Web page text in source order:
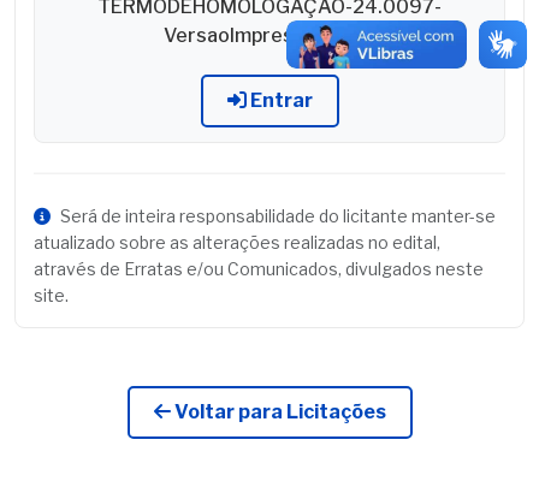
TERMODEHOMOLOGAÇÃO-24.0097-
VersaoImpressao (PDF)
Entrar
Será de inteira responsabilidade do licitante manter-se
atualizado sobre as alterações realizadas no edital,
através de Erratas e/ou Comunicados, divulgados neste
site.
Voltar para Licitações